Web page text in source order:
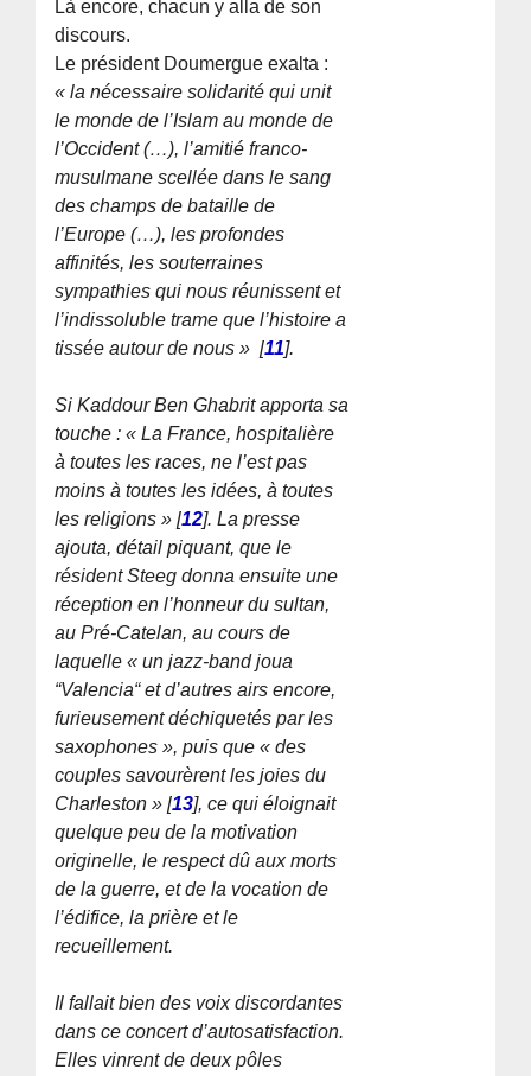
Là encore, chacun y alla de son
discours.
Le président Doumergue exalta :
« la nécessaire solidarité qui unit
le monde de l’Islam au monde de
l’Occident (…), l’amitié franco-
musulmane scellée dans le sang
des champs de bataille de
l’Europe (…), les profondes
affinités, les souterraines
sympathies qui nous réunissent et
l’indissoluble trame que l’histoire a
tissée autour de nous » [11].
Si Kaddour Ben Ghabrit apporta sa
touche : « La France, hospitalière
à toutes les races, ne l’est pas
moins à toutes les idées, à toutes
les religions » [12]. La presse
ajouta, détail piquant, que le
résident Steeg donna ensuite une
réception en l’honneur du sultan,
au Pré-Catelan, au cours de
laquelle « un jazz-band joua
“Valencia“ et d’autres airs encore,
furieusement déchiquetés par les
saxophones », puis que« des
couples savourèrent les joies du
Charleston » [13], ce qui éloignait
quelque peu de la motivation
originelle, le respect dû aux morts
de la guerre, et de la vocation de
l’édifice, la prière et le
recueillement.
Il fallait bien des voix discordantes
dans ce concert d’autosatisfaction.
Elles vinrent de deux pôles